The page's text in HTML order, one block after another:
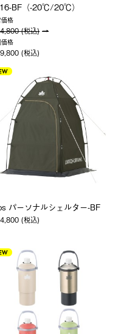
BF（-20℃/20℃）
格
(税込)
格
(税込)
パーソナルシェルター-BF
(税込)